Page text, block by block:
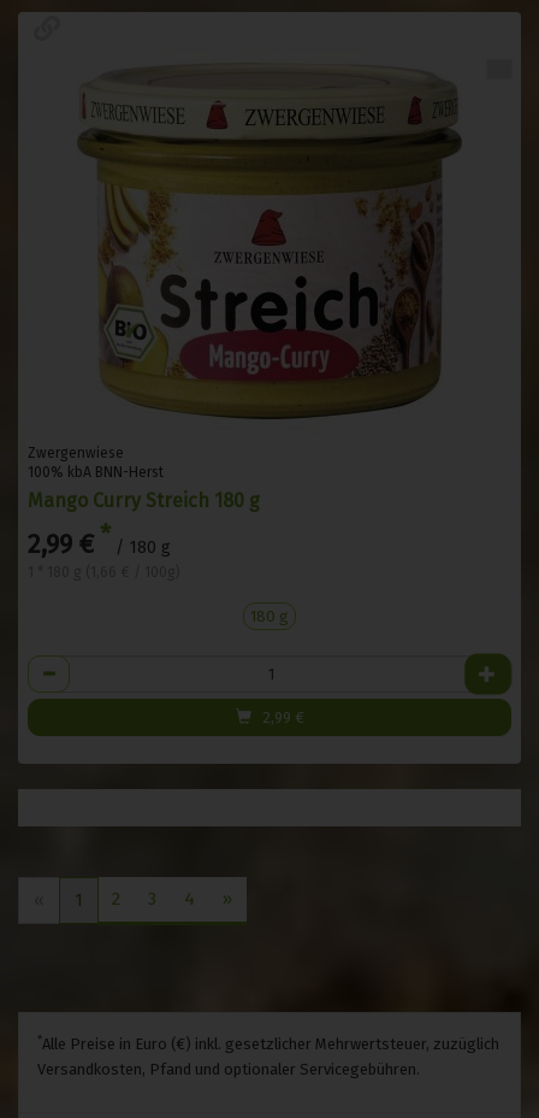
Zwergenwiese
100% kbA BNN-Herst
Mango Curry Streich 180 g
2,99 € * / 180 g
180 g
Anzahl
2,99 €
1 2 3 4 »
*Alle Preise in Euro (€) inkl. gesetzlicher Mehrwertsteuer, zuzüglich
Versandkosten, Pfand und optionaler Servicegebühren.